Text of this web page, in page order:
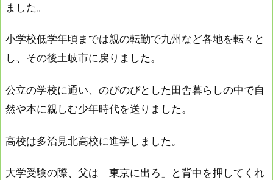
ました。
小学校低学年頃までは親の転勤で九州など各地を転々と
し、その後土岐市に戻りました。
公立の学校に通い、のびのびとした田舎暮らしの中で自
然や本に親しむ少年時代を送りました。
高校は多治見北高校に進学しました。
大学受験の際、父は「東京に出ろ」と背中を押してくれ